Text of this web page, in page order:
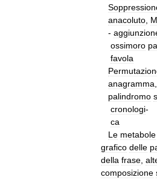
anacoluto
-
ossimoro
favola
anagramma
palindromo
cronologi-
ca
Le metabole
grafico delle
della frase
composizione